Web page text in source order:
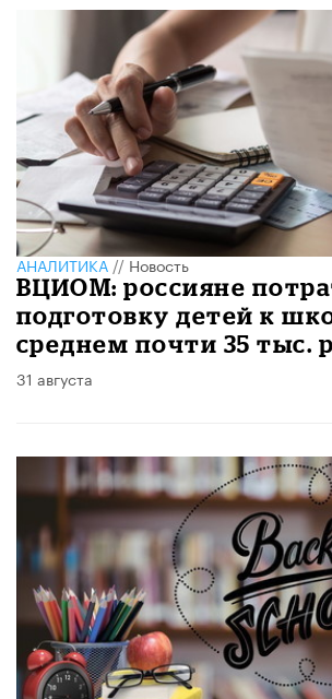
АНАЛИТИКА//Новость
ВЦИОМ: россияне
подготовку детей к
среднем почти 35 тыс.
31 августа